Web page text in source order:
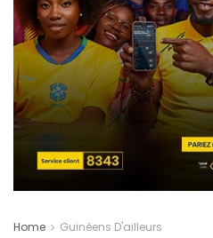
Home Guinéens D'ailleurs